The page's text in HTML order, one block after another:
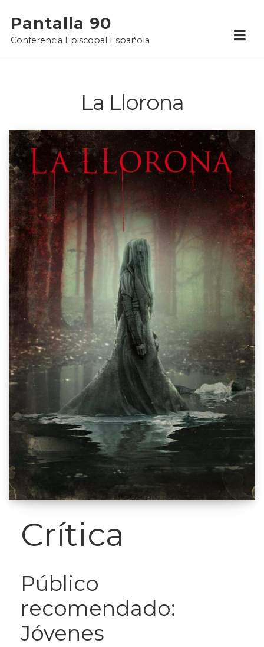
content
Pantalla 90
Conferencia Episcopal Española
La Llorona
Crítica
Público
recomendado:
Jóvenes